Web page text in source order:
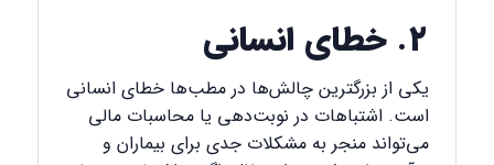
۲. خطای انسانی
یکی از بزرگترین چالش‌ها در مطب‌ها خطای انسانی
است. اشتباهات در نوبت‌دهی یا محاسبات مالی
می‌تواند منجر به مشکلات جدی برای بیماران و